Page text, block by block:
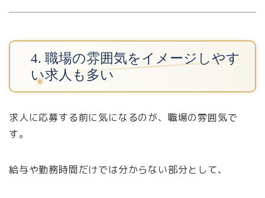
4. 職場の雰囲気をイメージしやす
い求人も多い
求人に応募する前に気になるのが、職場の雰囲気で
す。
給与や勤務時間だけでは分からない部分として、